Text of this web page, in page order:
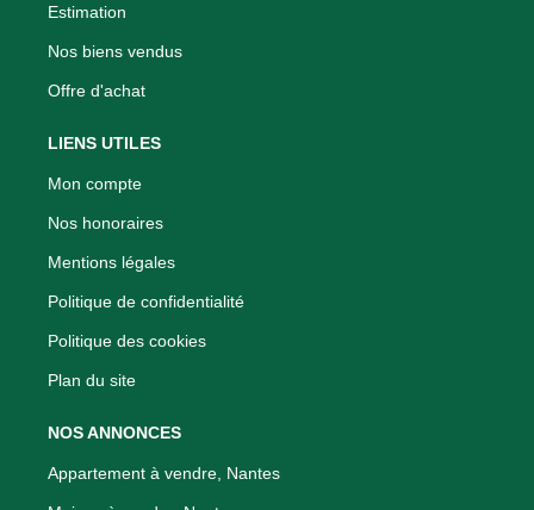
Estimation
Nos biens vendus
Offre d'achat
LIENS UTILES
Mon compte
Nos honoraires
Mentions légales
Politique de confidentialité
Politique des cookies
Plan du site
NOS ANNONCES
Appartement à vendre, Nantes